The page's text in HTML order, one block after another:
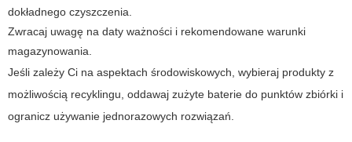
dokładnego czyszczenia.
Zwracaj uwagę na daty ważności i rekomendowane warunki
magazynowania.
Jeśli zależy Ci na aspektach środowiskowych, wybieraj produkty z
możliwością recyklingu, oddawaj zużyte baterie do punktów zbiórki i
ogranicz używanie jednorazowych rozwiązań.